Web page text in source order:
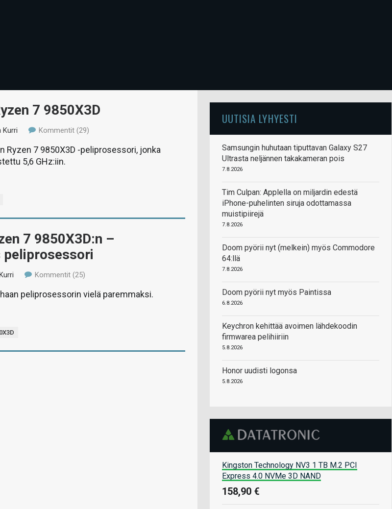
7 9850X3D
Kurri Kommentit (29)
Ryzen 7 9850X3D -peliprosessori, jonka
5,6 GHz:iin.
7 9850X3D:n –
peliprosessori
Kommentit (25)
peliprosessorin vielä paremmaksi.
UUTISIA LYHYESTI
Samsungin huhutaan tiputtavan Galaxy S27
Ultrasta neljännen takakameran pois
7.8.2026
Tim Culpan: Applella on miljardin edestä
iPhone-puhelinten siruja odottamassa
muistipiirejä
7.8.2026
Doom pyörii nyt (melkein) myös Commodore
64:llä
7.8.2026
Doom pyörii nyt myös Paintissa
6.8.2026
Keychron kehittää avoimen lähdekoodin
firmwarea pelihiiriin
5.8.2026
Honor uudisti logonsa
5.8.2026
Kingston Technology NV3 1 TB M.2 PCI
Express 4.0 NVMe 3D NAND
158,90 €